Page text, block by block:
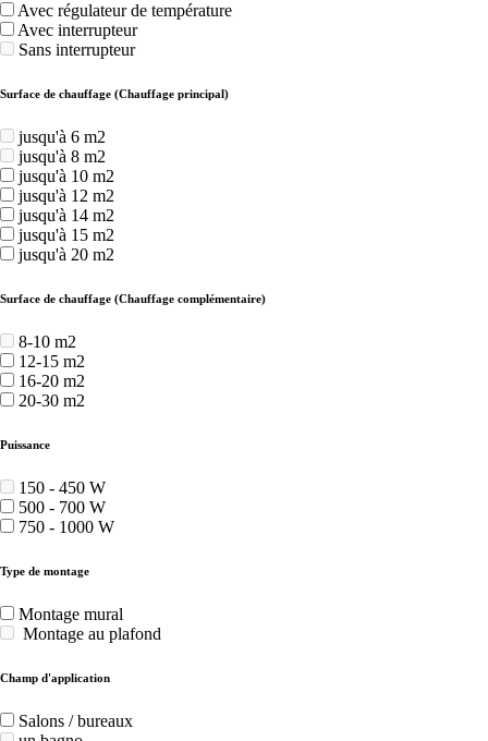
Avec régulateur de température
Avec interrupteur
Sans interrupteur
Surface de chauffage (Chauffage principal)
jusqu'à 6 m2
jusqu'à 8 m2
jusqu'à 10 m2
jusqu'à 12 m2
jusqu'à 14 m2
jusqu'à 15 m2
jusqu'à 20 m2
Surface de chauffage (Chauffage complémentaire)
8-10 m2
12-15 m2
16-20 m2
20-30 m2
Puissance
150 - 450 W
500 - 700 W
750 - 1000 W
Type de montage
Montage mural
Montage au plafond
Champ d'application
Salons / bureaux